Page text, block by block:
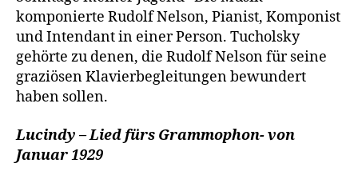
komponierte Rudolf Nelson, Pianist, Komponist
und Intendant in einer Person. Tucholsky
gehörte zu denen, die Rudolf Nelson für seine
graziösen Klavierbegleitungen bewundert
haben sollen.
Lucindy – Lied fürs Grammophon- von
Januar 1929